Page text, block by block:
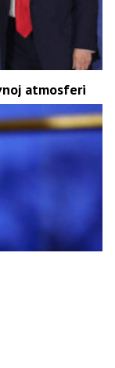
atmosferi